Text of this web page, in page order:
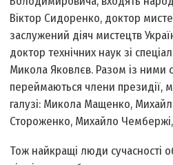
Віктор Сидоренко, доктор
заслужений діяч мистецтв
доктор технічних наук зі
Микола Яковлєв. Разом із ними
переймаються члени президії,
галузі: Микола Мащенко,
Стороженко, Михайло
Тож найкращі люди сучасності